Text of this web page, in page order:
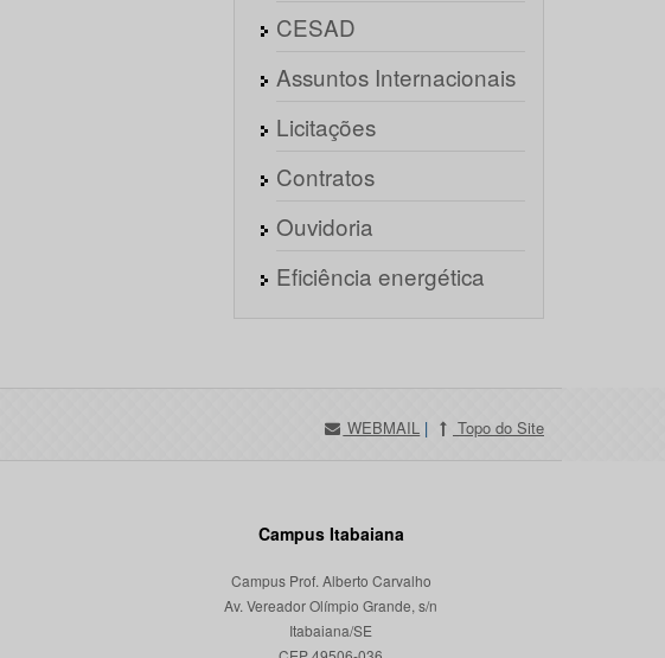
CESAD
Assuntos Internacionais
Licitações
Contratos
Ouvidoria
Eficiência energética
WEBMAIL | Topo do Site
Campus Itabaiana
Campus Prof. Alberto Carvalho
Av. Vereador Olímpio Grande, s/n
Itabaiana/SE